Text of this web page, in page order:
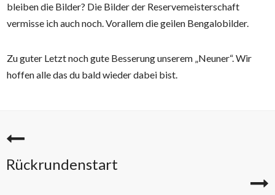
bleiben die Bilder? Die Bilder der Reservemeisterschaft
vermisse ich auch noch. Vorallem die geilen Bengalobilder.
Zu guter Letzt noch gute Besserung unserem „Neuner“. Wir
hoffen alle das du bald wieder dabei bist.
Rückrundenstart